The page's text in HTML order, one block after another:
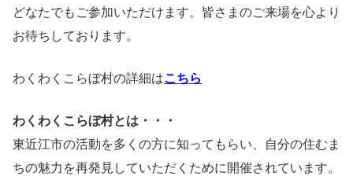
どなたでもご参加いただけます。皆さまのご来場を心より
お待ちしております。
わくわくこらぼ村の詳細はこちら
わくわくこらぼ村とは・・・
東近江市の活動を多くの方に知ってもらい、自分の住むま
ちの魅力を再発見していただくために開催されています。